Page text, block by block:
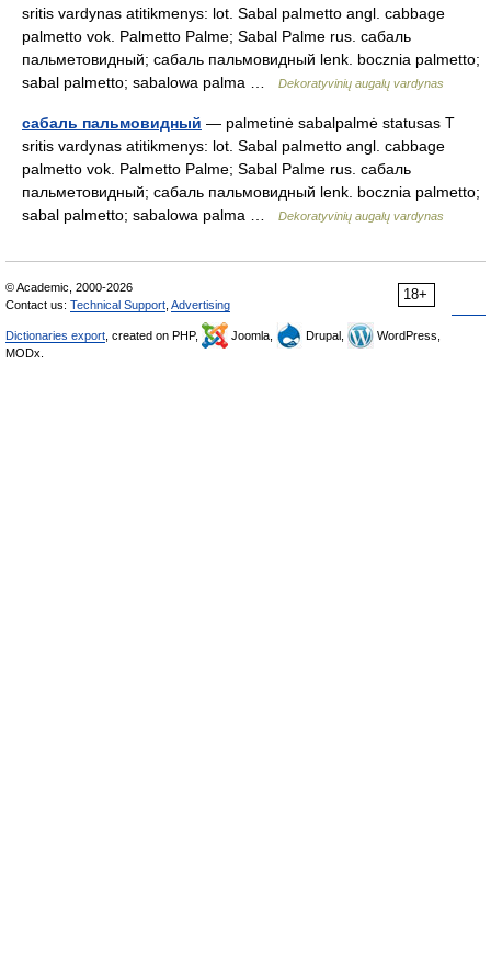
sritis vardynas atitikmenys: lot. Sabal palmetto angl. cabbage
palmetto vok. Palmetto Palme; Sabal Palme rus. сабаль
пальметовидный; сабаль пальмовидный lenk. bocznia palmetto;
sabal palmetto; sabalowa palma …
Dekoratyvinių augalų vardynas
сабаль пальмовидный — palmetinė sabalpalmė statusas T
sritis vardynas atitikmenys: lot. Sabal palmetto angl. cabbage
palmetto vok. Palmetto Palme; Sabal Palme rus. сабаль
пальметовидный; сабаль пальмовидный lenk. bocznia palmetto;
sabal palmetto; sabalowa palma …
Dekoratyvinių augalų vardynas
18+
© Academic, 2000-2026
Contact us: Technical Support Advertising
Dictionaries export , created on PHP, Joomla, Drupal,
WordPress,
MODx.